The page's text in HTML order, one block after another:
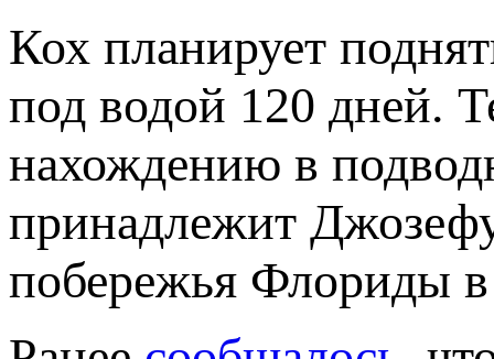
Кох планирует
под водой 120 дней.
нахождению в
принадлежит
побережья Флориды в